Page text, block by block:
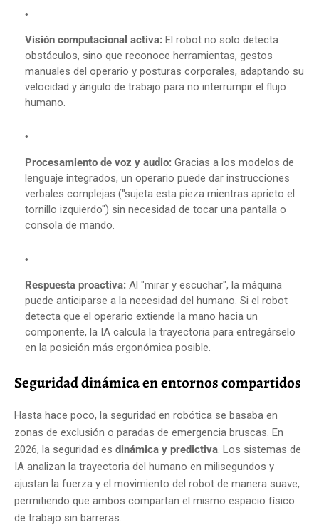
Visión computacional activa: El robot no solo detecta
obstáculos, sino que reconoce herramientas, gestos
manuales del operario y posturas corporales, adaptando su
velocidad y ángulo de trabajo para no interrumpir el flujo
humano.
Procesamiento de voz y audio: Gracias a los modelos de
lenguaje integrados, un operario puede dar instrucciones
verbales complejas ("sujeta esta pieza mientras aprieto el
tornillo izquierdo") sin necesidad de tocar una pantalla o
consola de mando.
Respuesta proactiva: Al "mirar y escuchar", la máquina
puede anticiparse a la necesidad del humano. Si el robot
detecta que el operario extiende la mano hacia un
componente, la IA calcula la trayectoria para entregárselo
en la posición más ergonómica posible.
Seguridad dinámica en entornos compartidos
Hasta hace poco, la seguridad en robótica se basaba en
zonas de exclusión o paradas de emergencia bruscas. En
2026, la seguridad es dinámica y predictiva. Los sistemas de
IA analizan la trayectoria del humano en milisegundos y
ajustan la fuerza y el movimiento del robot de manera suave,
permitiendo que ambos compartan el mismo espacio físico
de trabajo sin barreras.